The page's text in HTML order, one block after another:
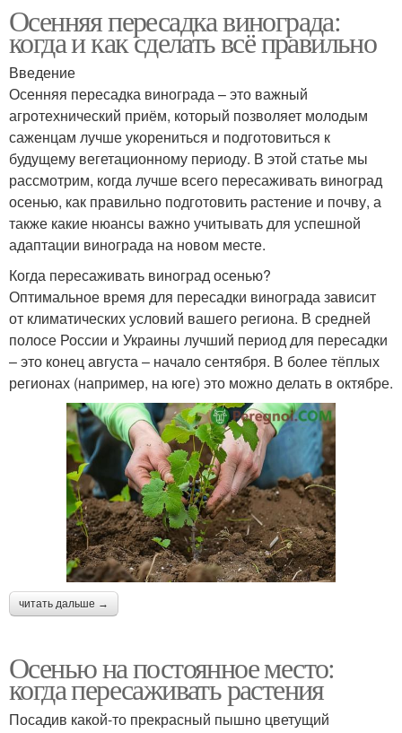
Осенняя пересадка винограда:
когда и как сделать всё правильно
Введение
Осенняя пересадка винограда – это важный
агротехнический приём, который позволяет молодым
саженцам лучше укорениться и подготовиться к
будущему вегетационному периоду. В этой статье мы
рассмотрим, когда лучше всего пересаживать виноград
осенью, как правильно подготовить растение и почву, а
также какие нюансы важно учитывать для успешной
адаптации винограда на новом месте.
Когда пересаживать виноград осенью?
Оптимальное время для пересадки винограда зависит
от климатических условий вашего региона. В средней
полосе России и Украины лучший период для пересадки
– это конец августа – начало сентября. В более тёплых
регионах (например, на юге) это можно делать в октябре.
читать дальше →
Осенью на постоянное место:
когда пересаживать растения
Посадив какой-то прекрасный пышно цветущий